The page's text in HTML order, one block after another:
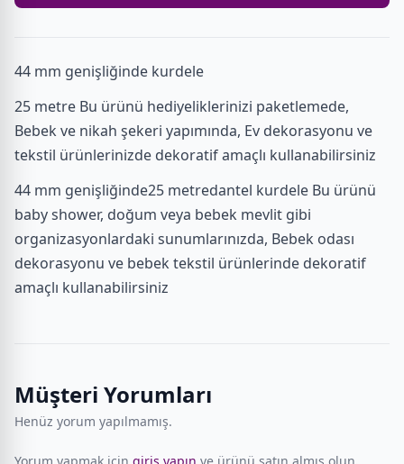
44 mm genişliğinde kurdele
25 metre Bu ürünü hediyeliklerinizi paketlemede,
Bebek ve nikah şekeri yapımında, Ev dekorasyonu ve
tekstil ürünlerinizde dekoratif amaçlı kullanabilirsiniz
44 mm genişliğinde25 metredantel kurdele Bu ürünü
baby shower, doğum veya bebek mevlit gibi
organizasyonlardaki sunumlarınızda, Bebek odası
dekorasyonu ve bebek tekstil ürünlerinde dekoratif
amaçlı kullanabilirsiniz
Müşteri Yorumları
Henüz yorum yapılmamış.
Yorum yapmak için giriş yapın ve ürünü satın almış olun.